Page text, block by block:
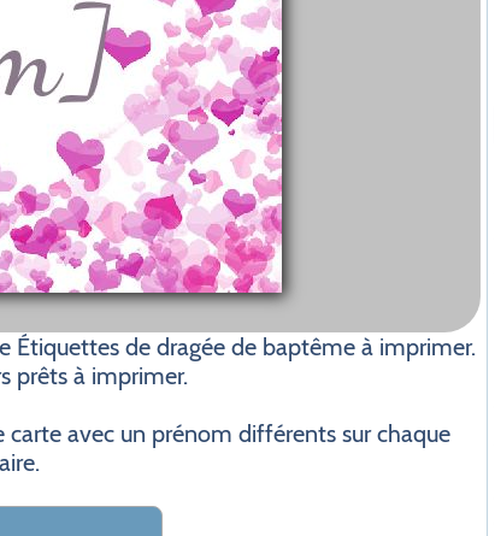
Étiquettes de dragée de baptême à imprimer.
prêts à imprimer.
carte avec un prénom différents sur chaque